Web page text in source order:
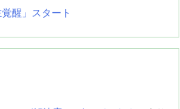
醒」スタート